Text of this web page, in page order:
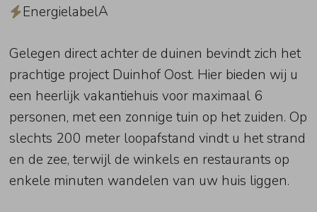
EnergielabelA
Gelegen direct achter de duinen bevindt zich het
prachtige project Duinhof Oost. Hier bieden wij u
een heerlijk vakantiehuis voor maximaal 6
personen, met een zonnige tuin op het zuiden. Op
slechts 200 meter loopafstand vindt u het strand
en de zee, terwijl de winkels en restaurants op
enkele minuten wandelen van uw huis liggen.